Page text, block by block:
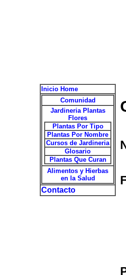
Inicio Home
Comunidad
Jardineria Plantas
Flores
Plantas Por Tipo
Plantas Por Nombre
Cursos de Jardineria
Glosario
Plantas Que Curan
Alimentos y Hierbas
en la Salud
Contacto